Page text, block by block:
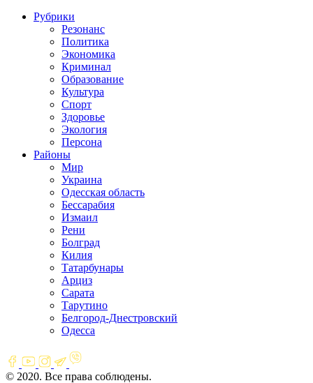
Рубрики
Резонанс
Политика
Экономика
Криминал
Образование
Культура
Спорт
Здоровье
Экология
Персона
Районы
Мир
Украина
Одесская область
Бессарабия
Измаил
Рени
Болград
Килия
Татарбунары
Арциз
Сарата
Тарутино
Белгород-Днестровский
Одесса
© 2020. Все права соблюдены.